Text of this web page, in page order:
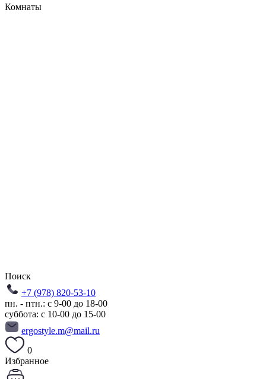
Комнаты
Поиск
+7 (978) 820-53-10
пн. - птн.: с 9-00 до 18-00
суббота: с 10-00 до 15-00
ergostyle.m@mail.ru
0
Избранное